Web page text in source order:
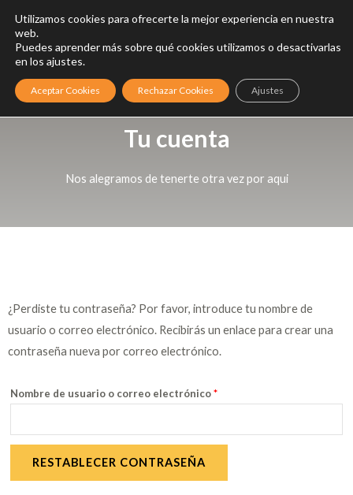
0,00 0
Tu cuenta
Nos alegramos de tenerte otra vez por aqui
¿Perdiste tu contraseña? Por favor, introduce tu nombre de
usuario o correo electrónico. Recibirás un enlace para crear una
contraseña nueva por correo electrónico.
Nombre de usuario o correo electrónico*
RESTABLECER CONTRASEÑA
Utilizamos cookies para ofrecerte la mejor experiencia en nuestra
web.
Puedes aprender más sobre qué cookies utilizamos o desactivarlas
en los ajustes.
Aceptar Cookies Rechazar Cookies Ajustes